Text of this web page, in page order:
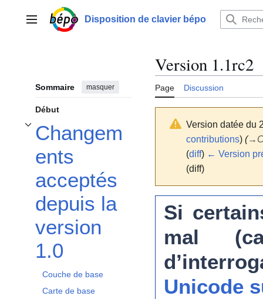
contenuMenu principalDisposition de clavier bépo
Sommaire masquer
Début
Changem
ents
acceptés
depuis la
version
1.0
Afficher / masquer la sous-section Changements acceptés depuis la version
Couche de base
Carte de base
Version 1.1rc2
Page Discussion
Version datée du
contributions) (→
(diff) ← Version
(diff)
Si
mal
Unicode